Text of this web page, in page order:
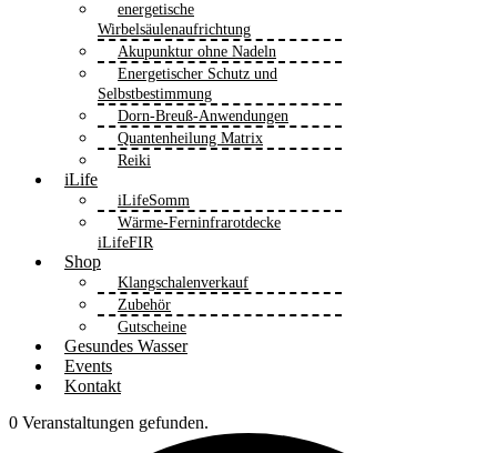
energetische
Wirbelsäulenaufrichtung
Akupunktur ohne Nadeln
Energetischer Schutz und
Selbstbestimmung
Dorn-Breuß-Anwendungen
Quantenheilung Matrix
Reiki
iLife
iLifeSomm
Wärme-Ferninfrarotdecke
iLifeFIR
Shop
Klangschalenverkauf
Zubehör
Gutscheine
Gesundes Wasser
Events
Kontakt
0 Veranstaltungen gefunden.